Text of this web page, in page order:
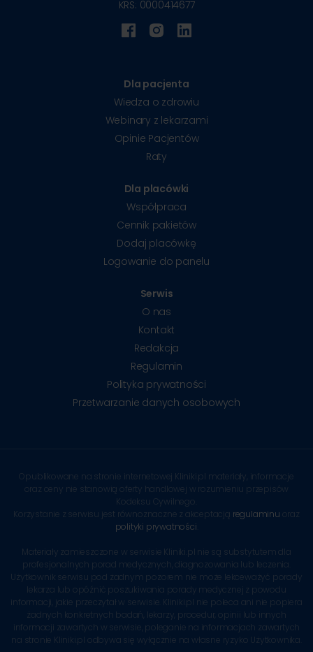
KRS: 0000414677
Dla pacjenta
Wiedza o zdrowiu
Webinary z lekarzami
Opinie Pacjentów
Raty
Dla placówki
Współpraca
Cennik pakietów
Dodaj placówkę
Logowanie do panelu
Serwis
O nas
Kontakt
Redakcja
Regulamin
Polityka prywatności
Przetwarzanie danych osobowych
Opublikowane na stronie internetowej Kliniki.pl materiały, informacje
oraz ceny nie stanowią oferty handlowej w rozumieniu przepisów
Kodeksu Cywilnego.
Korzystanie z serwisu jest równoznaczne z akceptacją regulaminu oraz
polityki prywatności
Materiały zamieszczone w serwisie Kliniki.pl nie są substytutem dla
profesjonalnych porad medycznych, diagnozowania lub leczenia.
Użytkownik serwisu pod żadnym pozorem nie może lekceważyć porady
lekarza lub opóźnić poszukiwania porady medycznej z powodu
informacji, jakie przeczytał w serwisie. Kliniki.pl nie poleca ani nie popiera
żadnych konkretnych badań, lekarzy, procedur, opinii lub innych
informacji zawartych w serwisie, poleganie na informacjach zawartych
na stronie Kliniki.pl odbywa się wyłącznie na własne ryzyko Użytkownika.